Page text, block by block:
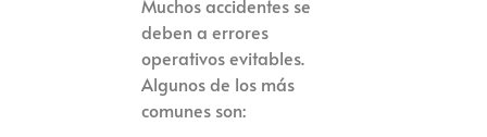
Muchos accidentes se
deben a errores
operativos evitables.
Algunos de los más
comunes son: